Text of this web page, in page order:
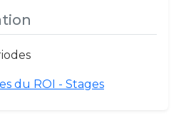
du ROI - Stages